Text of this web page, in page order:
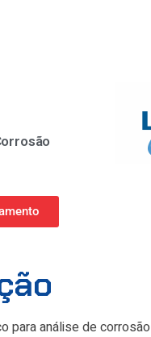
para análise de